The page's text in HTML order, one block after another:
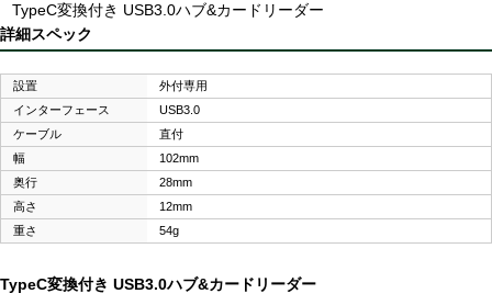
TypeC変換付き USB3.0ハブ&カードリーダー
詳細スペック
設置
外付専用
インターフェース
USB3.0
ケーブル
直付
幅
102mm
奥行
28mm
高さ
12mm
重さ
54g
TypeC変換付き USB3.0ハブ&カードリーダー